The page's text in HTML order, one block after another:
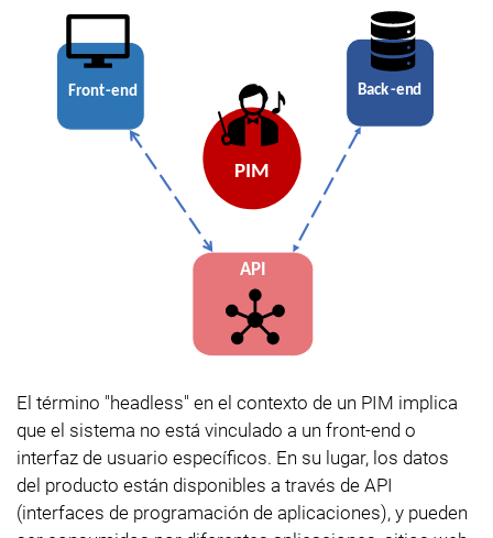
El término "headless" en el contexto de un PIM implica
que el sistema no está vinculado a un front-end o
interfaz de usuario específicos. En su lugar, los datos
del producto están disponibles a través de API
(interfaces de programación de aplicaciones), y pueden